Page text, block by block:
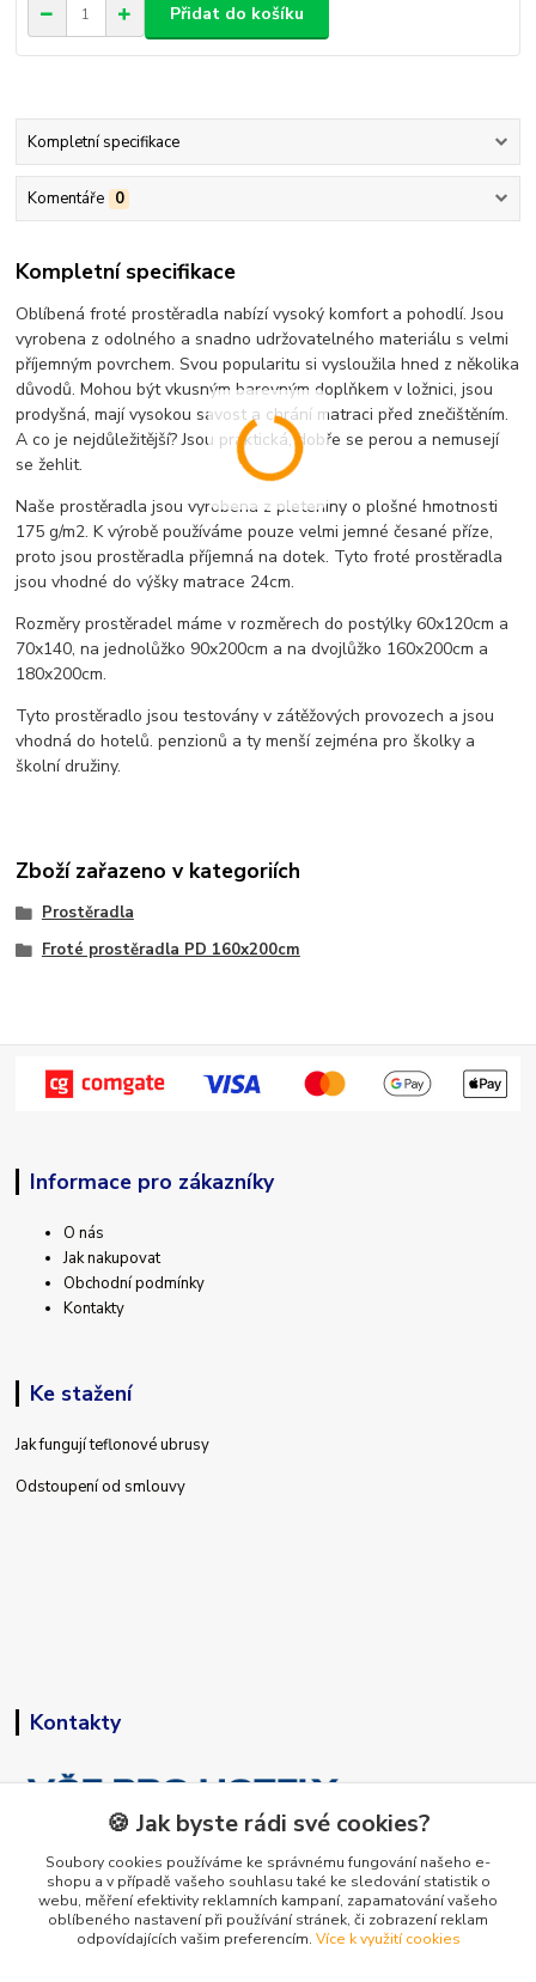
Přidat do košíku
Kompletní specifikace
Komentáře 0
Kompletní specifikace
Oblíbená froté prostěradla nabízí vysoký komfort a pohodlí. Jsou
vyrobena z odolného a snadno udržovatelného materiálu s velmi
příjemným povrchem. Svou popularitu si vysloužila hned z několika
důvodů. Mohou být vkusným barevným doplňkem v ložnici, jsou
prodyšná, mají vysokou savost a chrání matraci před znečištěním.
A co je nejdůležitější? Jsou praktická, dobře se perou a nemusejí
se žehlit.
Naše prostěradla jsou vyrobena z pleteniny o plošné hmotnosti
175 g/m2. K výrobě používáme pouze velmi jemné česané příze,
proto jsou prostěradla příjemná na dotek. Tyto froté prostěradla
jsou vhodné do výšky matrace 24cm.
Rozměry prostěradel máme v rozměrech do postýlky 60x120cm a
70x140, na jednolůžko 90x200cm a na dvojlůžko 160x200cm a
180x200cm.
Tyto prostěradlo jsou testovány v zátěžových provozech a jsou
vhodná do hotelů. penzionů a ty menší zejména pro školky a
školní družiny.
Zboží zařazeno v kategoriích
Prostěradla
Froté prostěradla PD 160x200cm
Informace pro zákazníky
O nás
Jak nakupovat
Obchodní podmínky
Kontakty
Ke stažení
Jak fungují teflonové ubrusy
Odstoupení od smlouvy
Kontakty
+420 773 794 023
Pondělí-pátek 9-15 hodin
🍪 Jak byste rádi své cookies?
Soubory cookies používáme ke správnému fungování našeho e-
shopu a v případě vašeho souhlasu také ke sledování statistik o
webu, měření efektivity reklamních kampaní, zapamatování vašeho
oblíbeného nastavení při používání stránek, či zobrazení reklam
odpovídajících vašim preferencím. Více k využití cookies